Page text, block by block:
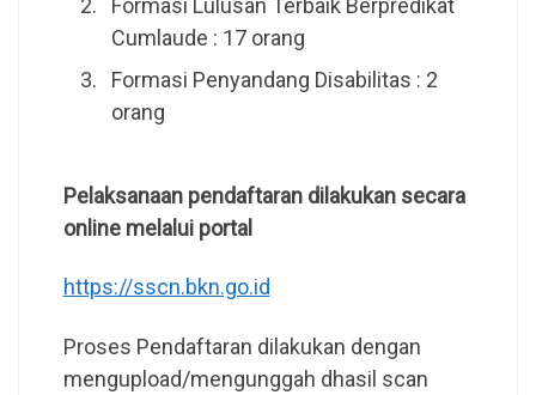
Formasi Lulusan Terbaik Berpredikat
Cumlaude : 17 orang
Formasi Penyandang Disabilitas : 2
orang
Pelaksanaan pendaftaran dilakukan secara
online melalui portal
https://sscn.bkn.go.id
Proses Pendaftaran dilakukan dengan
mengupload/mengunggah dhasil scan